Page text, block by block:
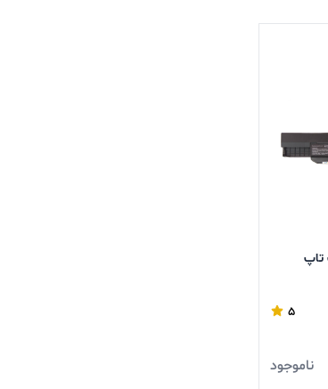
لپ تاپ
5
ناموجود